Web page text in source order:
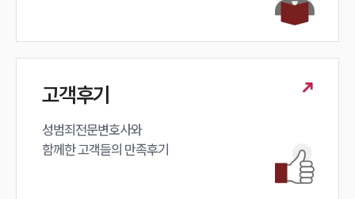
고객후기
성범죄전문변호사와
함께한 고객들의 만족후기